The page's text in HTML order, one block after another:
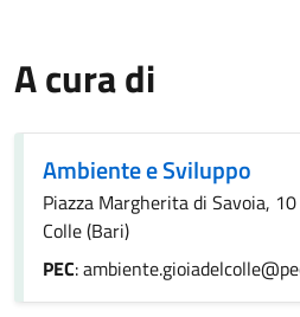
A cura di
Ambiente e Sviluppo
Piazza Margherita di Savoia,
Colle (Bari)
PEC: